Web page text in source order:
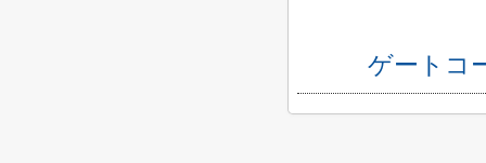
ゲートコ